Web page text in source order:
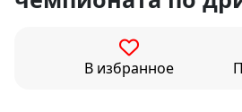
В избранное